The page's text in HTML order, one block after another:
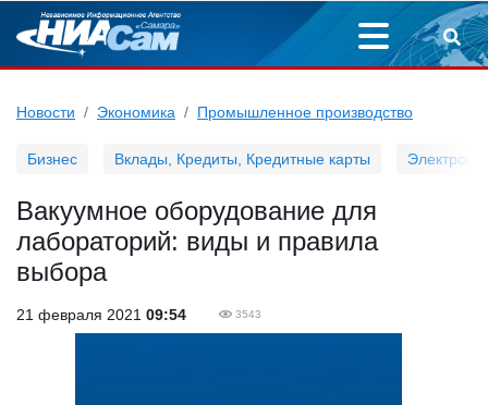
Новости Экономика Промышленное производство
Бизнес Вклады, Кредиты, Кредитные карты
Вакуумное оборудование для
лабораторий: виды и правила
выбора
21 февраля 2021 09:54 3543